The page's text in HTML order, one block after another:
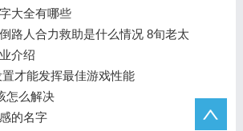
大全有哪些
路人合力救助是什么情况 8旬老太
携手相助
介绍
才能发挥最佳游戏性能
怎么解决
的名字